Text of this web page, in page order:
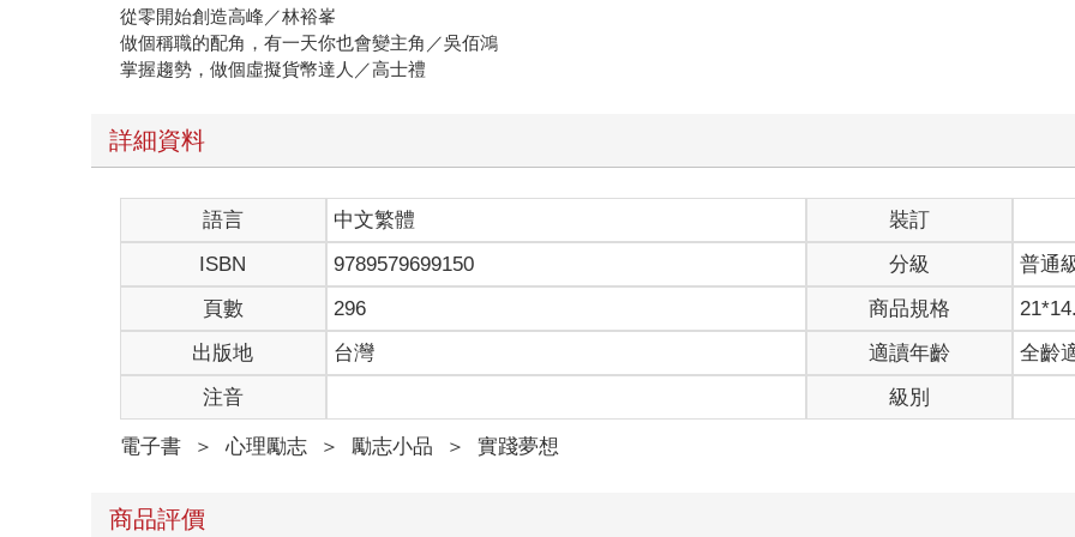
從零開始創造高峰／林裕峯
做個稱職的配角，有一天你也會變主角／吳佰鴻
掌握趨勢，做個虛擬貨幣達人／高士禮
詳細資料
語言 中文繁體
裝訂
ISBN
9789579699150 分級
普通
頁數
296 商品規格
出版地
台灣 適讀年齡
全齡
注音
級別
電子書 ＞ 心理勵志 ＞ 勵志小品 ＞ 實踐夢想
商品評價